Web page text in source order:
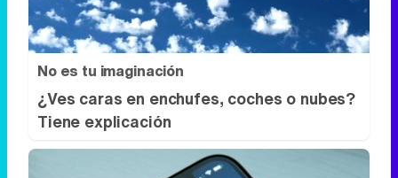
No es tu imaginación
¿Ves caras en enchufes, coches o nubes?
Tiene explicación